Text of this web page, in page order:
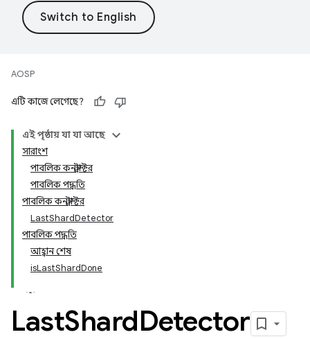
AOSP
এটি কাজে লেগেছে?
এই পৃষ্ঠায় যা যা আছে
সারাংশ
পাবলিক কনস্ট্রাক্টর
পাবলিক পদ্ধতি
পাবলিক কনস্ট্রাক্টর
LastShardDetector
পাবলিক পদ্ধতি
আহ্বান শেষ
isLastShardDone
LastShardDetector